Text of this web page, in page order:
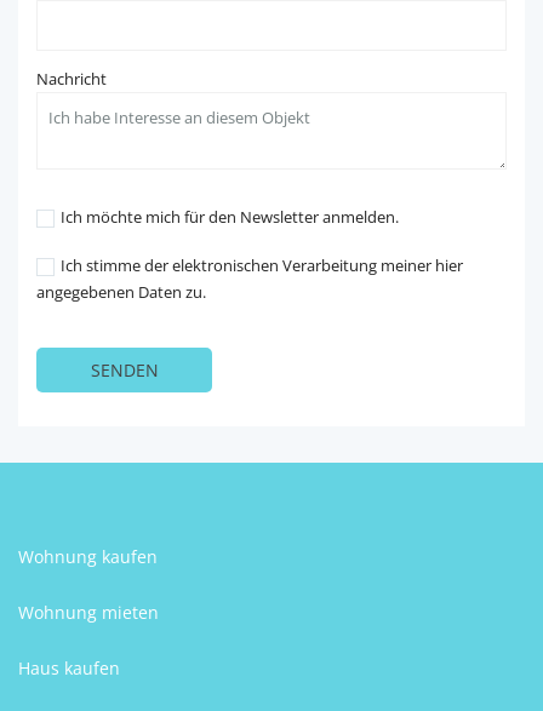
Nachricht
Ich möchte mich für den Newsletter anmelden.
Ich stimme der elektronischen Verarbeitung meiner hier
angegebenen Daten zu.
Wohnung kaufen
Wohnung mieten
Haus kaufen